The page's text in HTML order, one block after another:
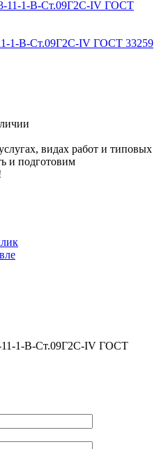
1-B-Ст.09Г2С-IV ГОСТ 33259
видах работ и типовых
и подготовим
11-1-B-Ст.09Г2С-IV ГОСТ